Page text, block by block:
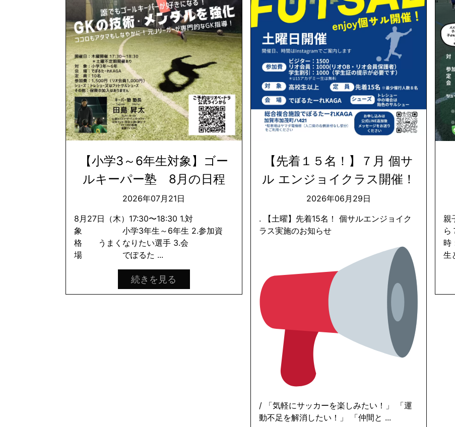
【小学3～6年生対象】ゴー
ルキーパー塾 8月の日程
2026年07月21日
8月27日（木）17:30〜18:30 1.対
象 小学3年生～6年生 2.参加資
格 うまくなりたい選手 3.会
場 でぽるた ...
続きを見る
【先着１５名！】７月 個サ
ル エンジョイクラス開催！
2026年06月29日
. 【土曜】先着15名！ 個サルエンジョイク
ラス実施のお知らせ
/ 「気軽にサッカーを楽しみたい！」 「運
動不足を解消したい！」 「仲間と ...
親
ら
時
生